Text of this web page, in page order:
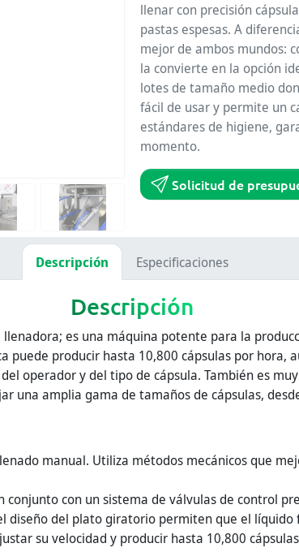
llenar con precisión
pastas espesas. A
mejor de ambos mundos:
la convierte en la opción
lotes de tamaño medio
fácil de usar y permite un
estándares de higiene,
momento.
Solicitud de
Descripción Especificaciones
Descripción
llenadora; es una máquina potente para la
puede producir hasta 10,800 cápsulas por hora,
operador y del tipo de cápsula. También es
una amplia gama de tamaños de cápsulas,
manual. Utiliza métodos mecánicos que
con un sistema de válvulas de control
diseño del plato giratorio permiten que el líquido
su velocidad y producir hasta 10,800